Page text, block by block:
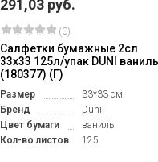
291,03 руб.
(0)
Салфетки бумажные 2сл
33х33 125л/упак DUNI
(180377) (Г)
Размер
33*33 см
Бренд
Duni
Цвет бумаги
ваниль
Кол-во листов
125